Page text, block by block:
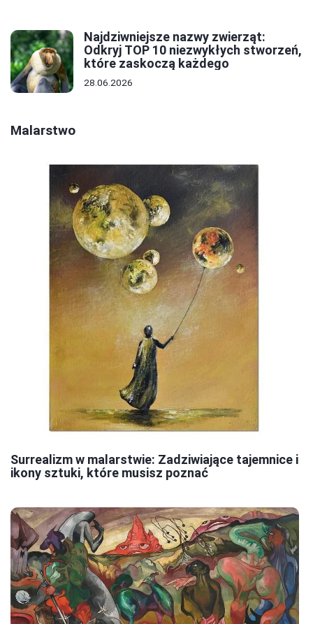
Najdziwniejsze nazwy zwierząt:
Odkryj TOP 10 niezwykłych stworzeń,
które zaskoczą każdego
28.06.2026
Malarstwo
Surrealizm w malarstwie: Zadziwiające tajemnice i
ikony sztuki, które musisz poznać